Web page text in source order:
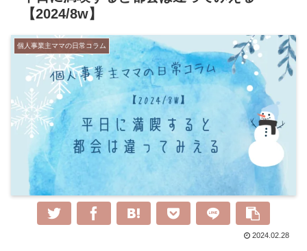
【2024/8w】
個人事業主ママの日常コラム
2024.02.28